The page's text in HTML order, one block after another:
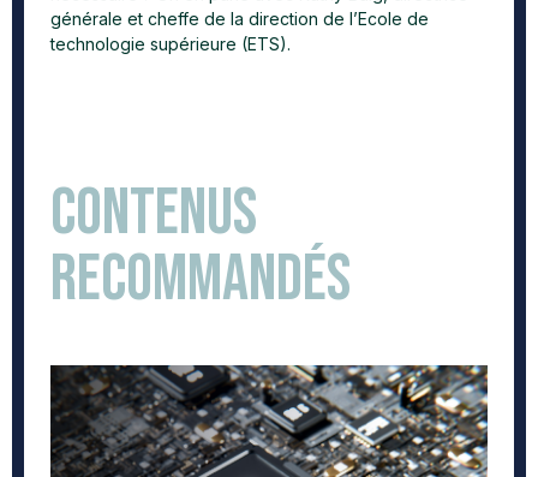
générale et cheffe de la direction de l’Ecole de
technologie supérieure (ETS).
Contenus
recommandés